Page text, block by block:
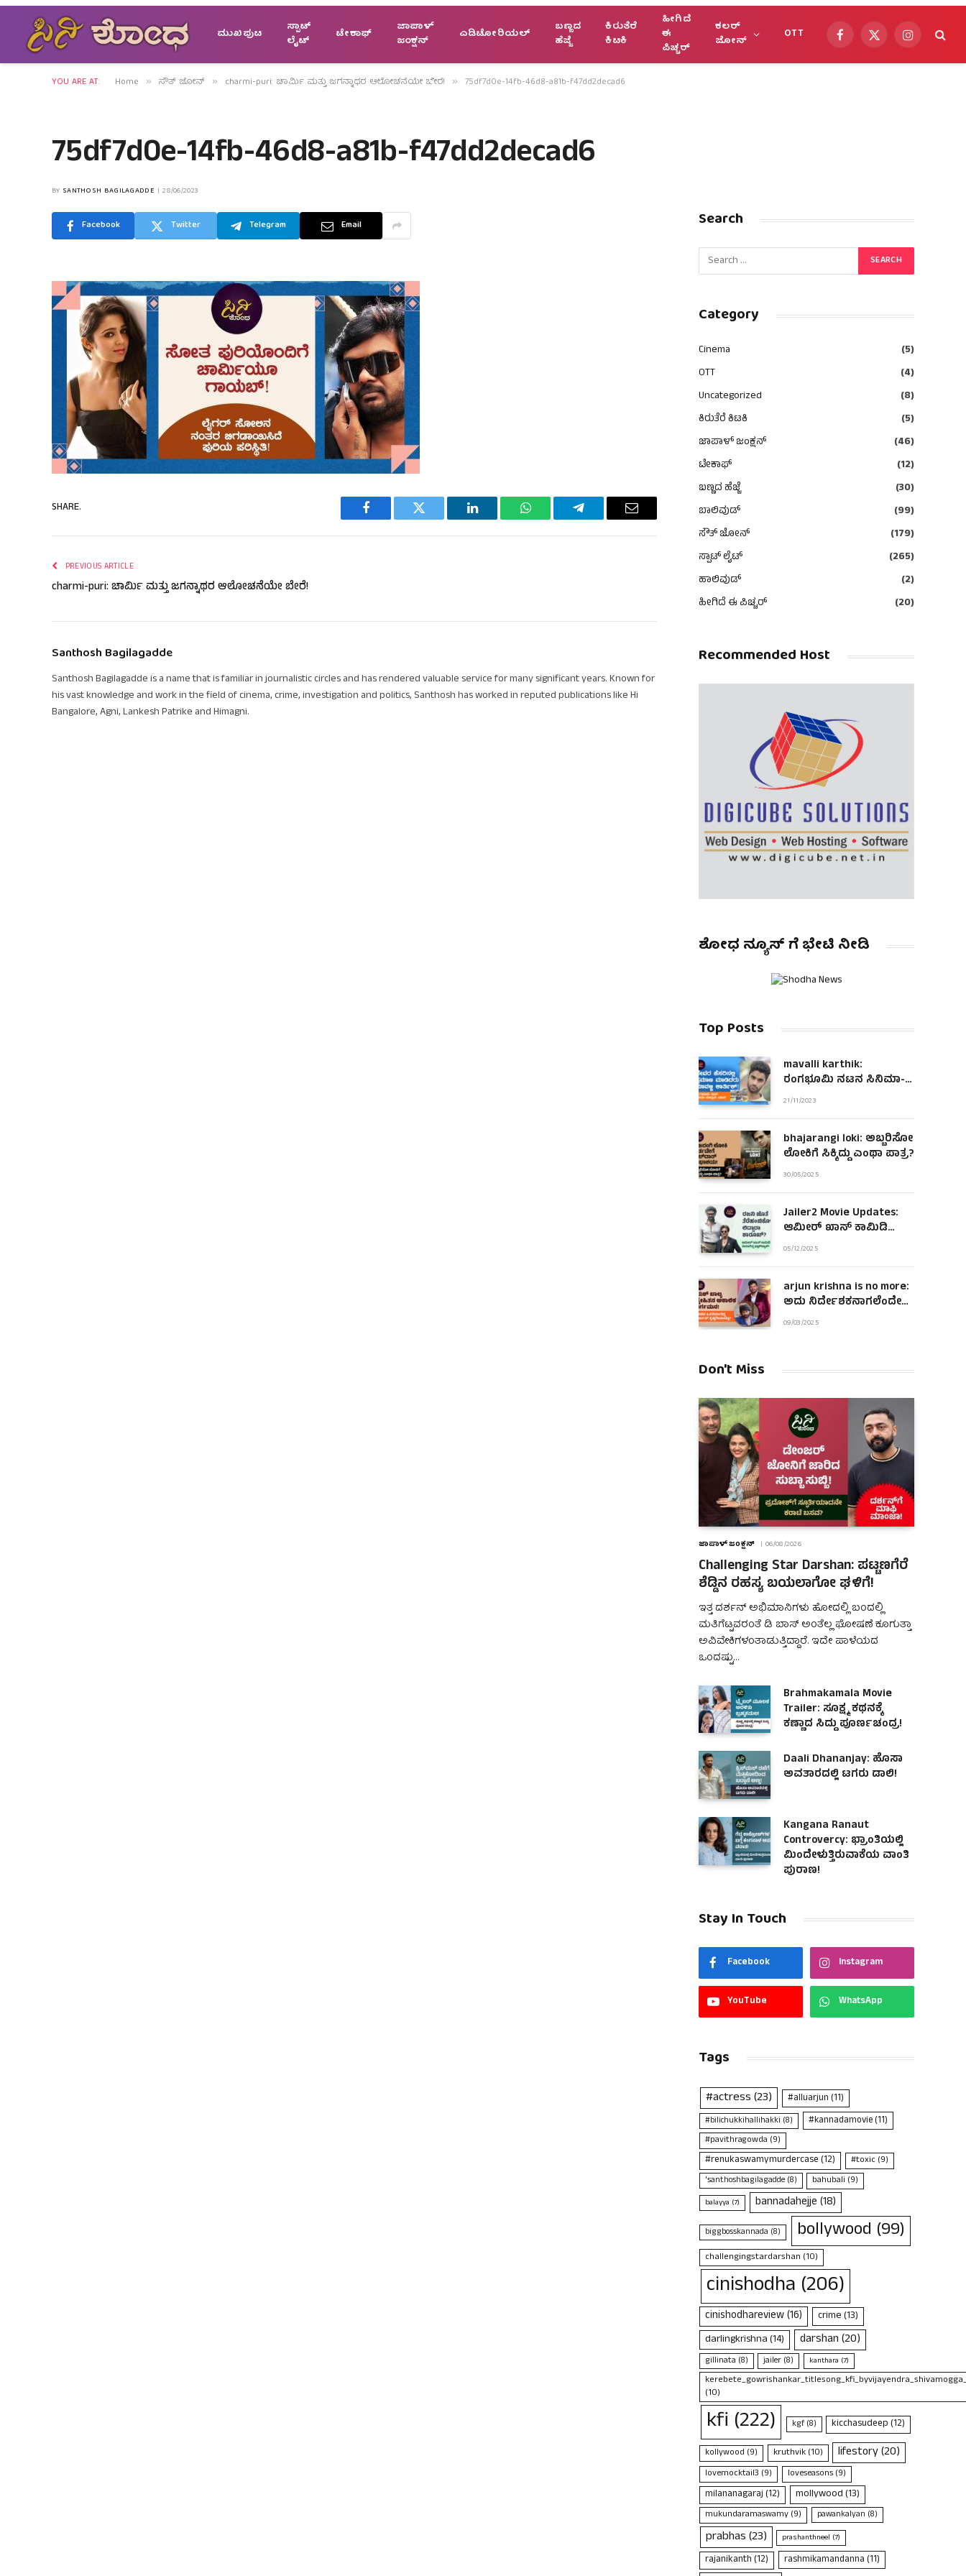
ಮುಖಪುಟ
ಸ್ಪಾಟ್
ಲೈಟ್
ಟೇಕಾಫ್
ಜಾಪಾಳ್
ಜಂಕ್ಷನ್
ಎಡಿಟೋರಿಯಲ್
ಬಣ್ಣದ
ಹೆಜ್ಜೆ
ಕಿರುತೆರೆ
ಕಿಟಕಿ
ಹೀಗಿದೆ
ಈ
ಪಿಚ್ಚರ್
ಕಲರ್
ಜೋನ್
OTT Facebook
X
Instagram
YOU ARE AT: Home » ಸೌತ್ ಜೋನ್ » charmi-puri: ಚಾರ್ಮಿ ಮತ್ತು ಜಗನ್ನಾಥರ ಆಲೋಚನೆಯೇ ಬೇರೆ! » 75df7d0e-14fb-46d8-a81b-f47dd2decad6
75df7d0e-14fb-46d8-a81b-f47dd2decad6
BY SANTHOSH BAGILAGADDE 28/06/2023
Facebook Twitter Telegram Email
SHARE.
Facebook Twitter LinkedIn WhatsAppTelegram Email
PREVIOUS ARTICLE
charmi-puri: ಚಾರ್ಮಿ ಮತ್ತು ಜಗನ್ನಾಥರ ಆಲೋಚನೆಯೇ ಬೇರೆ!
Santhosh Bagilagadde
Santhosh Bagilagadde is a name that is familiar in journalistic circles and has rendered valuable service for many significant years. Known for
his vast knowledge and work in the field of cinema, crime, investigation and politics, Santhosh has worked in reputed publications like Hi
Bangalore, Agni, Lankesh Patrike and Himagni.
Search
Category
Cinema
(5)
OTT
(4)
Uncategorized
(8)
ಕಿರುತೆರೆ ಕಿಟಕಿ
(5)
ಜಾಪಾಳ್ ಜಂಕ್ಷನ್
(46)
ಟೇಕಾಫ್
(12)
ಬಣ್ಣದ ಹೆಜ್ಜೆ
(30)
ಬಾಲಿವುಡ್
(99)
ಸೌತ್ ಜೋನ್
(179)
ಸ್ಪಾಟ್ ಲೈಟ್
(265)
ಹಾಲಿವುಡ್
(2)
ಹೀಗಿದೆ ಈ ಪಿಚ್ಚರ್
(20)
Recommended Host
ಶೋಧ ನ್ಯೂಸ್ ಗೆ ಭೇಟಿ ನೀಡಿ
Top Posts
mavalli karthik:
ರಂಗಭೂಮಿ ನಟನ ಸಿನಿಮಾ-
ಮಾಧ್ಯಮ ಯಾನ!
21/11/2023
bhajarangi loki: ಅಬ್ಬರಿಸೋ
ಲೋಕಿಗೆ ಸಿಕ್ಕಿದ್ದು ಎಂಥಾ ಪಾತ್ರ?
30/05/2025
Jailer2 Movie Updates:
ಆಮೀರ್ ಖಾನ್ ಕಾಮಿಡಿ
ಪೀಸಾಗಿದ್ದ ಫ್ಲಾಶ್‌ಬ್ಯಾಕ್!
05/12/2025
arjun krishna is no more:
ಅದು ನಿರ್ದೇಶಕನಾಗಲೆಂದೇ
ಹುಟ್ಟಿದಂತಿದ್ದ ಆಪ್ತ ಜೀವ!
09/03/2025
Don't Miss
ಜಾಪಾಳ್ ಜಂಕ್ಷನ್ 06/08/2026
Challenging Star Darshan: ಪಟ್ಟಣಗೆರೆ
ಶೆಡ್ಡಿನ ರಹಸ್ಯ ಬಯಲಾಗೋ ಘಳಿಗೆ!
ಇತ್ತ ದರ್ಶನ್ ಅಭಿಮಾನಿಗಳು ಹೋದಲ್ಲಿ ಬಂದಲ್ಲಿ
ಮತಿಗೆಟ್ಟವರಂತೆ ಡಿ ಬಾಸ್ ಅಂತೆಲ್ಲ ಘೋಷಣೆ ಕೂಗುತ್ತಾ
ಅವಿವೇಕಿಗಳಂತಾಡುತ್ತಿದ್ದಾರೆ. ಇದೇ ಪಾಳೆಯದ
ಒಂದಷ್ಟು…
Brahmakamala Movie
Trailer: ಸೂಕ್ಷ್ಮ ಕಥನಕ್ಕೆ
ಕಣ್ಣಾದ ಸಿದ್ದು ಪೂರ್ಣಚಂದ್ರ!
Daali Dhananjay: ಹೊಸಾ
ಅವತಾರದಲ್ಲಿ ಟಗರು ಡಾಲಿ!
Kangana Ranaut
Controvercy: ಭ್ರಾಂತಿಯಲ್ಲಿ
ಮಿಂದೇಳುತ್ತಿರುವಾಕೆಯ ವಾಂತಿ
ಪುರಾಣ!
Stay In Touch
Facebook Instagram
YouTube WhatsApp
Tags
#actress(23) #alluarjun(11)
#bilichukkihallihakki (8) #kannadamovie(11)
#pavithragowda (9)
#renukaswamymurdercase(12) #toxic(9)
'santhoshbagilagadde (8) bahubali (9)
balayya (7) bannadahejje(18)
biggbosskannada (8) bollywood (99)
challengingstardarshan (10)
cinishodha (206)
cinishodhareview(16) crime(13)
darlingkrishna(14) darshan(20)
gillinata (8) jailer (8) kanthara (7)
(10)
kfi (222) kgf(8) kicchasudeep(12)
kollywood (9) kruthvik(10) lifestory(20)
lovemocktail3 (9) loveseasons(9)
milananagaraj(12) mollywood(13)
mukundaramaswamy (9) pawankalyan (8)
prabhas(23) prashanthneel (7)
rajanikanth(12) rashmikamandanna(11)